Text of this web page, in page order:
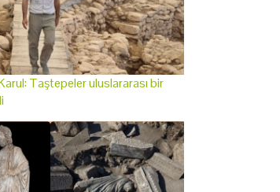
Taştepeler uluslararası bir